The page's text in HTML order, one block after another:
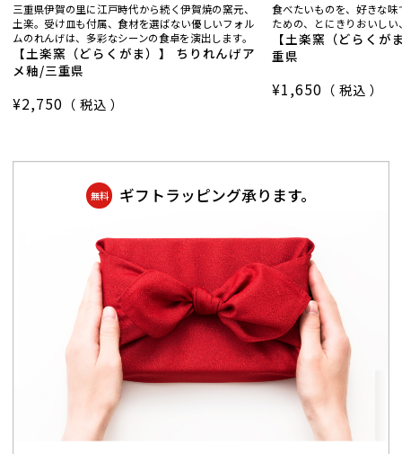
三重県伊賀の里に江戸時代から続く伊賀焼の窯元、
土楽。受け皿も付属、食材を選ばない優しいフォル
ムのれんげは、多彩なシーンの食卓を演出します。
【土楽窯（どらくがま）】 ちりれんげア
メ釉/三重県
¥2,750 税込
食べたいものを、好きな
ための、とにきりおいし
【土楽窯（どらく
重県
¥1,650 税込
無料 ギフトラッピング承ります。